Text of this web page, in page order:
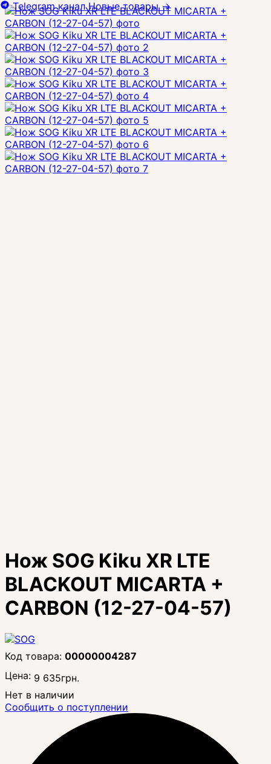
Нож SOG Kiku XR LTE
BLACKOUT MICARTA +
CARBON (12-27-04-57)
00000004287
Цена: 9 635грн.
Нет в наличии
Сообщить о поступлении
Telegram канал Новые товары →